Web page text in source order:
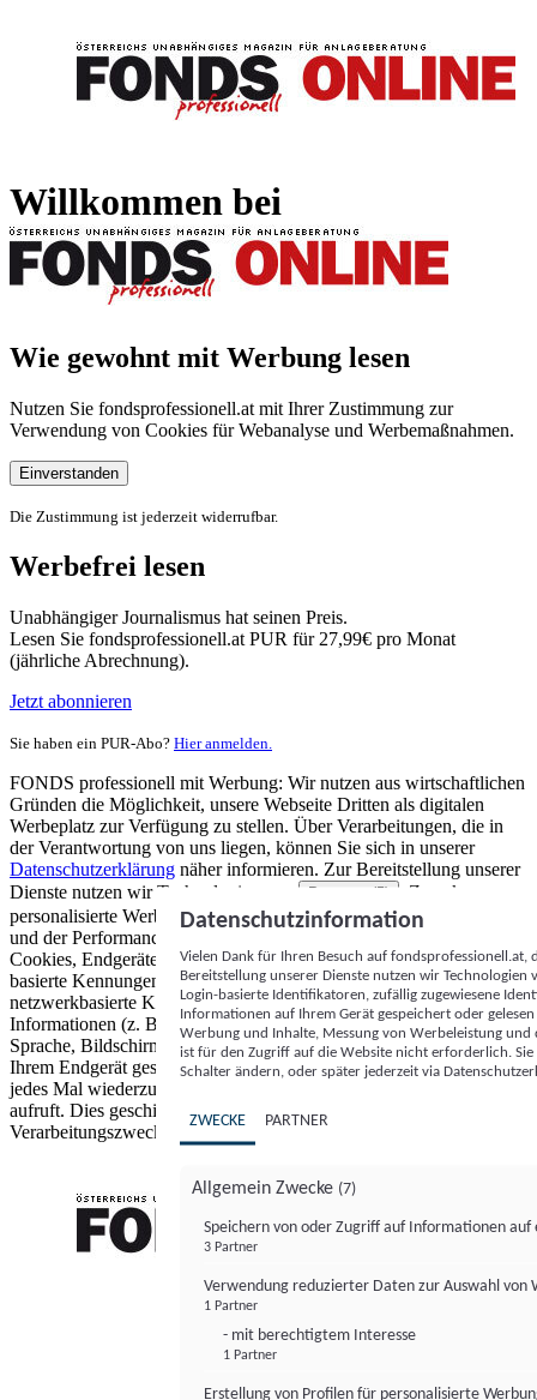
Willkommen bei
Wie gewohnt mit Werbung lesen
Nutzen Sie fondsprofessionell.at mit Ihrer Zustimmung zur
Verwendung von Cookies für Webanalyse und Werbemaßnahmen.
Einverstanden
Die Zustimmung ist jederzeit widerrufbar.
Werbefrei lesen
Unabhängiger Journalismus hat seinen Preis.
Lesen Sie fondsprofessionell.at PUR für 27,99€ pro Monat
(jährliche Abrechnung).
Jetzt abonnieren
Sie haben ein PUR-Abo? Hier anmelden.
FONDS professionell mit Werbung: Wir nutzen aus wirtschaftlichen
Gründen die Möglichkeit, unsere Webseite Dritten als digitalen
Werbeplatz zur Verfügung zu stellen. Über Verarbeitungen, die in
der Verantwortung von uns liegen, können Sie sich in unserer
Datenschutzerklärung näher informieren. Zur Bereitstellung unserer
Dienste nutzen wir Technologien von
Partnern (5)
. Zwecke:
personalisierte Werbung und Inhalte, Messung von Werbeleistung
und der Performance von Inhalten sowie Zielgruppenforschung.
Cookies, Endgeräte- oder ähnliche Online-Kennungen (z. B. login-
basierte Kennungen, zufällig generierte Kennungen,
netzwerkbasierte Kennungen) können zusammen mit anderen
Informationen (z. B. Browsertyp und Browserinformationen,
Sprache, Bildschirmgröße, unterstützte Technologien usw.) auf
Ihrem Endgerät gespeichert oder von dort ausgelesen werden, um es
jedes Mal wiederzuerkennen, wenn es eine App oder einer Webseite
aufruft. Dies geschieht für einen oder mehrere der hier aufgeführten
Verarbeitungszwecke.
Datenschutzinformation
Vielen Dank für Ihren Besuch auf
Bereitstellung unserer Dienste nutzen wir Technologien
Login-basierte Identifikatoren, zufällig zugewiesene
Informationen auf Ihrem Gerät gespeichert oder
Werbung und Inhalte, Messung von Werbeleistung
ist für den Zugriff auf die Website nicht erforderlich.
Schalter ändern, oder später jederzeit via
ZWECKE PARTNER
Allgemein Zwecke (7)
Speichern von oder Zugriff auf Informationen auf
3 Partner
Verwendung reduzierter Daten zur Auswahl von
1 Partner
- mit berechtigtem Interesse
1 Partner
Erstellung von Profilen für personalisierte
FONDS professionell